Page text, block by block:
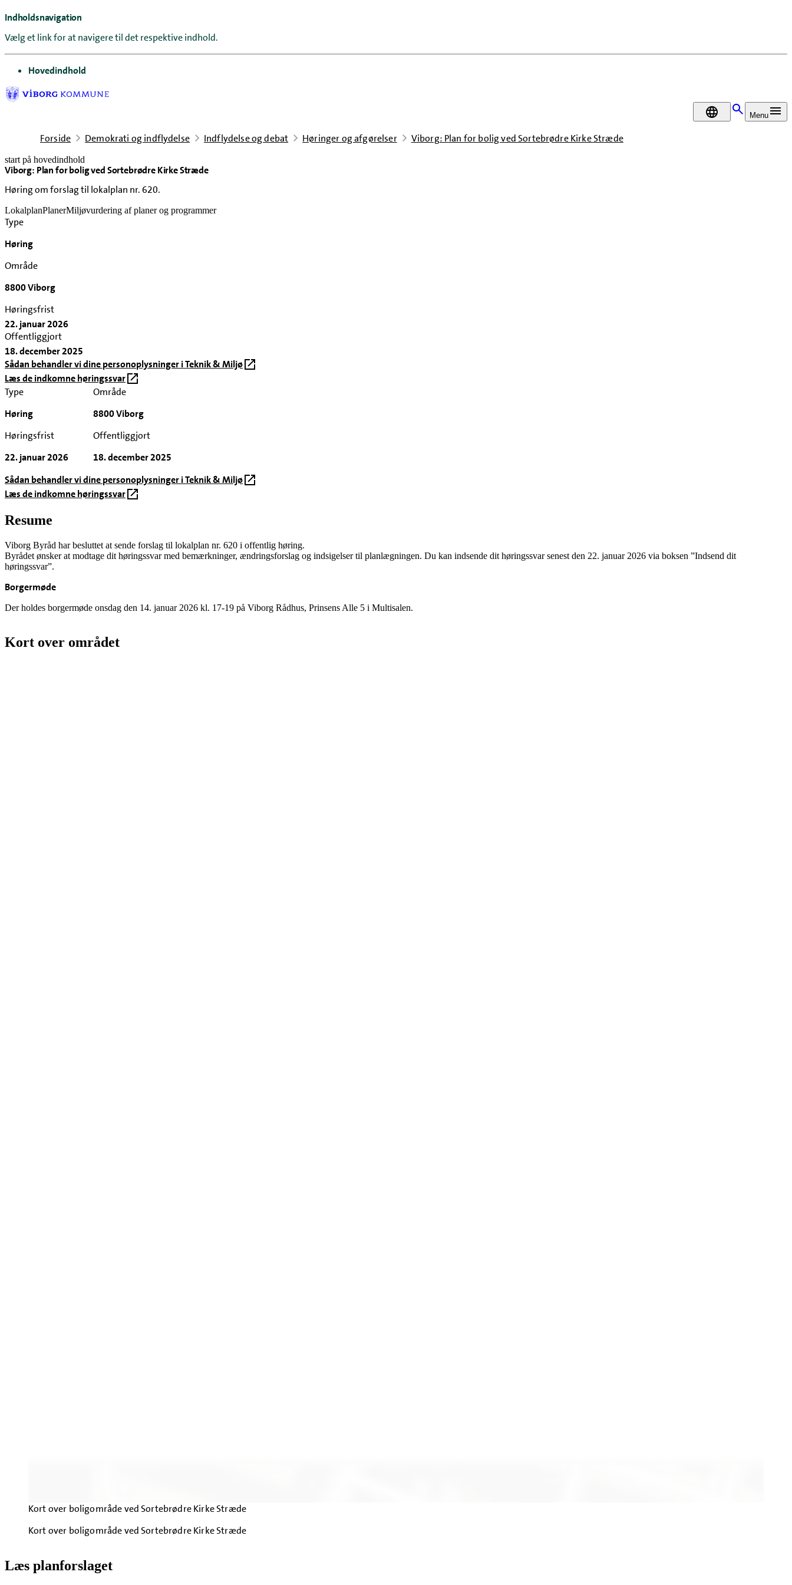
Indholdsnavigation
Vælg et link for at navigere til det respektive indhold.
gå til
Hovedindhold
DA Menu
Forside Demokrati og indflydelse Indflydelse og debat Høringer og afgørelser Viborg: Plan for bolig ved Sortebrødre Kirke Stræde
start på hovedindhold
Viborg: Plan for bolig ved Sortebrødre Kirke Stræde
Høring om forslag til lokalplan nr. 620.
senest opdateret 18. februar 2026
LokalplanPlanerMiljøvurdering af planer og programmer
Type
Høring
Område
8800 Viborg
Høringsfrist
22. januar 2026
Offentliggjort
18. december 2025
Sådan behandler vi dine personoplysninger i Teknik & Miljø
Læs de indkomne høringssvar
Type
Høring
Område
8800 Viborg
Høringsfrist
22. januar 2026
Offentliggjort
18. december 2025
Sådan behandler vi dine personoplysninger i Teknik & Miljø
Læs de indkomne høringssvar
Resume
Viborg Byråd har besluttet at sende forslag til lokalplan nr. 620 i offentlig høring.
Byrådet ønsker at modtage dit høringssvar med bemærkninger, ændringsforslag og indsigelser til planlægningen. Du kan indsende dit høringssvar senest den 22. januar 2026 via boksen ”Indsend dit
høringssvar”.
Borgermøde
Der holdes borgermøde onsdag den 14. januar 2026 kl. 17-19 på Viborg Rådhus, Prinsens Alle 5 i Multisalen.
Kort over området
Kort over boligområde ved Sortebrødre Kirke Stræde
Kort over boligområde ved Sortebrødre Kirke Stræde
Læs planforslaget